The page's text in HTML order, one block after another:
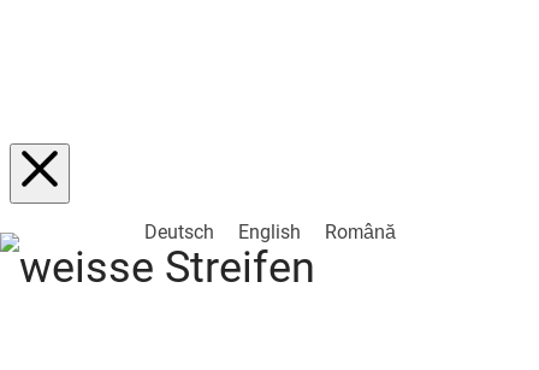
Deutsch English Română